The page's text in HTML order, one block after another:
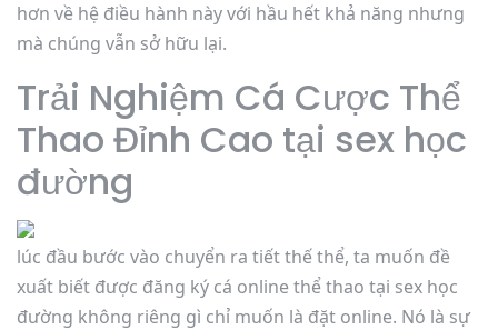
hơn về hệ điều hành này với hầu hết khả năng nhưng
mà chúng vẫn sở hữu lại.
Trải Nghiệm Cá Cược Thể
Thao Đỉnh Cao tại sex học
đường
lúc đầu bước vào chuyển ra tiết thế thể, ta muốn đề
xuất biết được đăng ký cá online thể thao tại sex học
đường không riêng gì chỉ muốn là đặt online. Nó là sự